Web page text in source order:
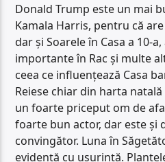
Donald Trump este un mai
Kamala Harris, pentru că
dar și Soarele în Casa a 10-
importante în Rac și multe
ceea ce influențează Casa
Reiese chiar din harta
un foarte priceput om de
foarte bun actor, dar este și
convingător. Luna în
evidență cu ușurință.